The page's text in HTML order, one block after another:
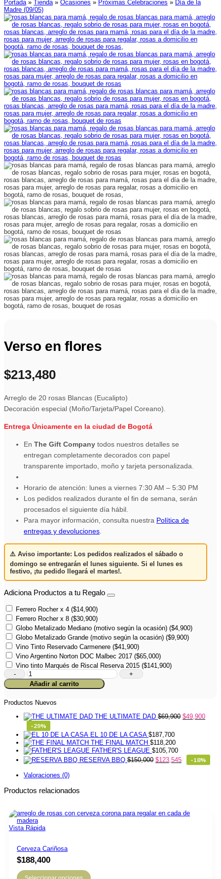
Portada » Tienda » Ocasiones » Próximas Celebraciones » Día de la
Madre (09/05)
Verso en flores
$213,480
Arreglo de 20 rosas Blancas (Eucalipto)
Decoración especial (Moño/Tarjeta/Papel Coreano).
Entrega Únicamente en la ciudad de Bogotá
En The Gift Company todos nuestros detalles se
entregan completamente decorados con papel
transparente importado, moño y tarjeta personalizada.
Horario de atención: lunes a viernes 7:30 AM – 5:30 PM
Los pedidos realizados durante el fin de semana, serán
procesados el siguiente día hábil.
Para mayor información, consulta nuestra Política de
entregas y devoluciones
⚠️ Aviso importante: Los pedidos realizados el sábado o
domingo se entregarán el lunes siguiente. Si el lunes es
festivo, ¡tu pedido llegará el martes!.
Adiciona Productos a tu Regalo
Ferrero Rocher x 4 ($14,900)
Ferrero Rocher x 8 ($30,900)
Globo Metalizado Mediano (motivo según la ocasión) ($4,900)
Globo Metalizado Grande (motivo según la ocasión) ($9,900)
Vino Tinto Reservado Carmenere ($41,900)
Vino Argentino Norton DOC Malbec 2017 ($65,000)
Vino tinto Marqués de Riscal Reserva 2015 ($141,900)
Verso
en
flores
Añadir al carrito
Productos Nuevos
THE ULTIMATE DAD $69,900 $49,900
-29%
EL 10 DE LA CASA $187,700
THE FINAL MATCH $118,200
FATHER'S LEAGUE $105,700
RESERVA BBQ $150,000 $123,545 -18%
Valoraciones (0)
Productos relacionados
Vista Rápida
Cerveza Cariñosa
$188,400